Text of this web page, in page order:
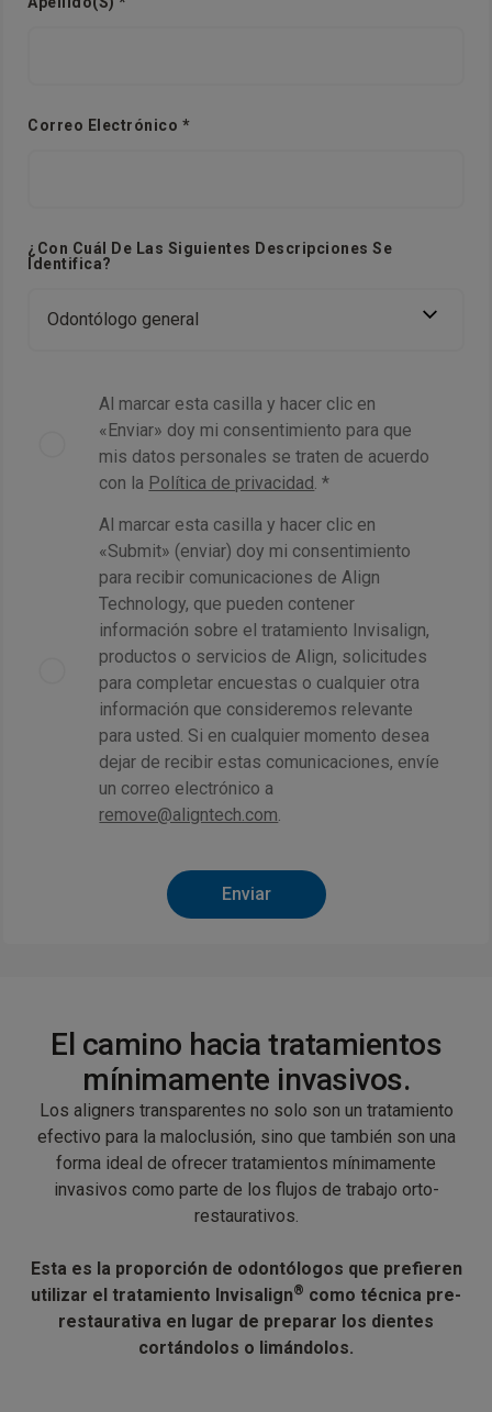
Correo Electrónico *
¿Con Cuál De Las Siguientes Descripciones Se
Identifica?
Al marcar esta casilla y hacer clic en
«Enviar» doy mi consentimiento para que
mis datos personales se traten de acuerdo
con la Política de privacidad. *
Al marcar esta casilla y hacer clic en
«Submit» (enviar) doy mi consentimiento
para recibir comunicaciones de Align
Technology, que pueden contener
información sobre el tratamiento Invisalign,
productos o servicios de Align, solicitudes
para completar encuestas o cualquier otra
información que consideremos relevante
para usted. Si en cualquier momento desea
dejar de recibir estas comunicaciones, envíe
un correo electrónico a
remove@aligntech.com.
Enviar
El camino hacia tratamientos
mínimamente invasivos.
Los aligners transparentes no solo son un tratamiento
efectivo para la maloclusión, sino que también son una
forma ideal de ofrecer tratamientos mínimamente
invasivos como parte de los flujos de trabajo orto-
restaurativos.
Esta es la proporción de odontólogos que prefieren
utilizar el tratamiento Invisalign® como técnica pre-
restaurativa en lugar de preparar los dientes
cortándolos o limándolos.